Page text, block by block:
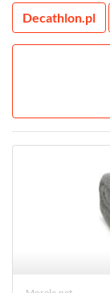
Decathlon.pl